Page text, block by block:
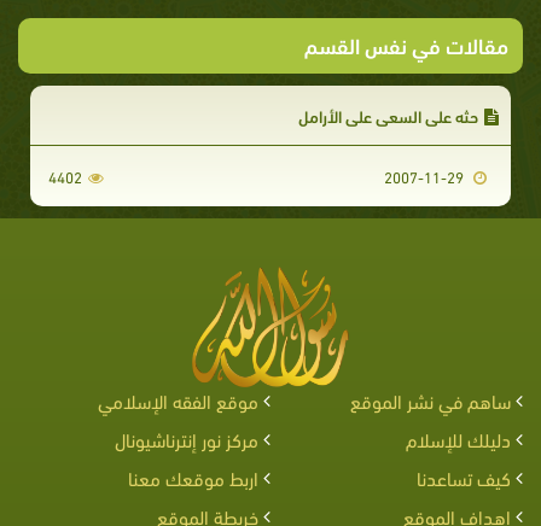
مقالات في نفس القسم
حثه على السعي على الأرامل
4402
ساهم في نشر الموقع
موقع الفقه الإسلامي
دليلك للإسلام
مركز نور إنترناشيونال
كيف تساعدنا
اربط موقعك معنا
اهداف الموقع
خريطة الموقع